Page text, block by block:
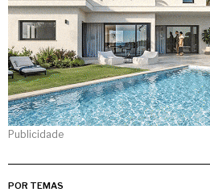
Publicidade
POR TEMAS